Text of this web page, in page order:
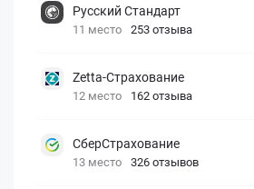
Русский Стандарт
11 место 253 отзыва
Zetta-Страхование
12 место 162 отзыва
СберСтрахование
13 место 326 отзывов